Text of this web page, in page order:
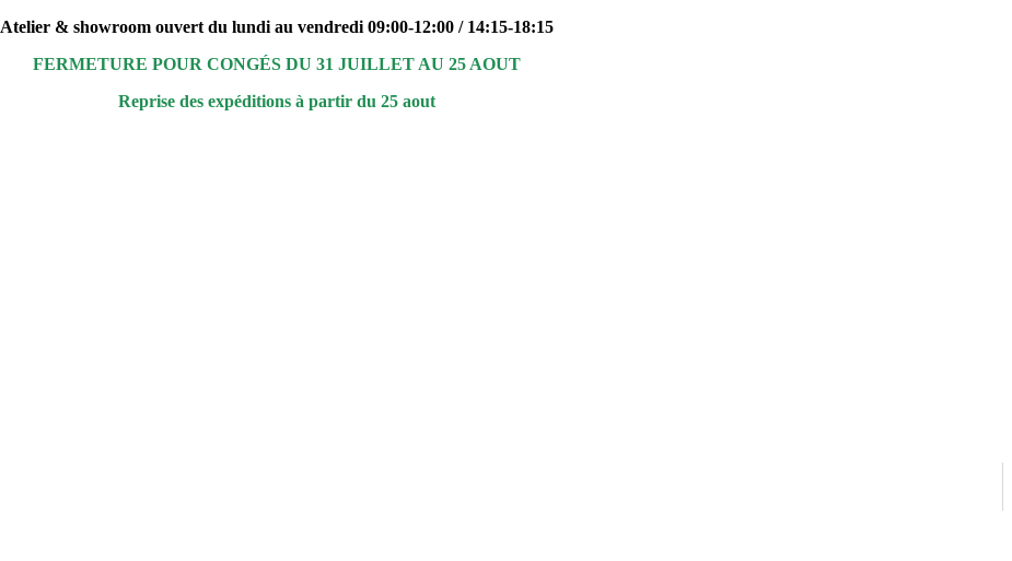
Atelier & showroom ouvert du lundi au vendredi 09:00-12:00 / 14:15-18:15
FERMETURE POUR CONGÉS DU 31 JUILLET AU 25 AOUT
Reprise des expéditions à partir du 25 aout